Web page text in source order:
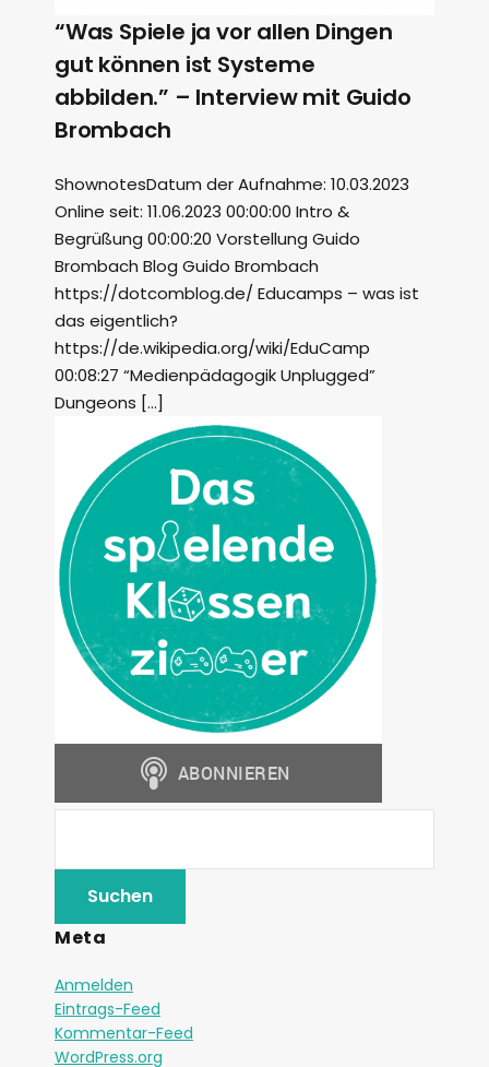
“Was Spiele ja vor allen Dingen
gut können ist Systeme
abbilden.” – Interview mit Guido
Brombach
ShownotesDatum der Aufnahme: 10.03.2023
Online seit: 11.06.2023 00:00:00 Intro &
Begrüßung 00:00:20 Vorstellung Guido
Brombach Blog Guido Brombach
https://dotcomblog.de/ Educamps – was ist
das eigentlich?
https://de.wikipedia.org/wiki/EduCamp
00:08:27 “Medienpädagogik Unplugged”
Dungeons […]
Meta
Anmelden
Eintrags-Feed
Kommentar-Feed
WordPress.org